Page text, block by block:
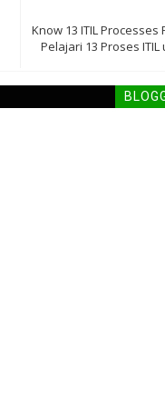
Know 13 ITIL Processes
Pelajari 13 Proses